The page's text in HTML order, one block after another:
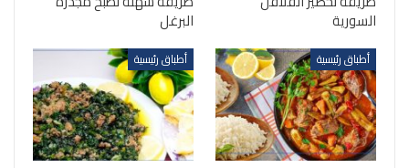
السورية البرغل
أطباق رئيسية أطباق رئيسية